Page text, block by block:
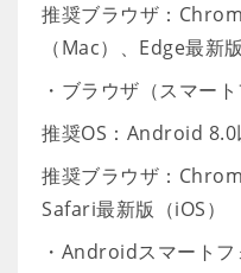
推奨ブラウザ：
（Mac）、Edge最新
・ブラウザ（スマー
推奨OS：Android 8.0
推奨ブラウザ：
Safari最新版（iOS）
・Androidスマートフ